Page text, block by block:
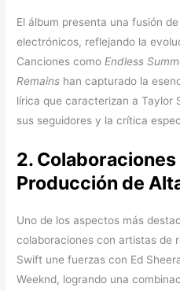
El álbum presenta una fusión
electrónicos, reflejando la
Canciones como Endless
Remains han capturado la
lírica que caracterizan a Taylor
sus seguidores y la crítica
2.
Producción de
Uno de los aspectos más
colaboraciones con artistas de
Swift une fuerzas con Ed
Weeknd, logrando una